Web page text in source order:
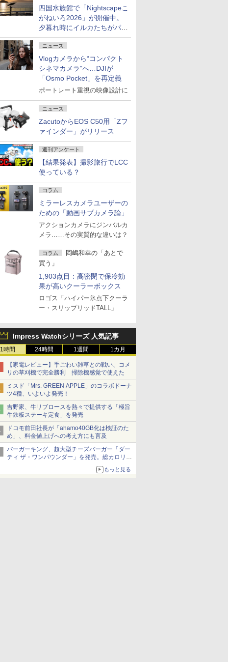
四国水族館で「Nightscapeこ
がねいろ2026」が開催中。
夕暮れ時にイルカたちがパフ
ォーマンスを繰り広げる
ニュース
Vlogカメラから“コンパクト
シネマカメラ”へ…DJIが
「Osmo Pocket」を再定義
ポートレート重視の映像設計に
ニュース
ZacutoからEOS C50用「Zフ
ァインダー」がリリース
週刊アンケート
【結果発表】撮影旅行でLCC
使っている？
コラム
ミラーレスカメラユーザーの
ための「動画サブカメラ論」
アクションカメラにジンバルカ
メラ……その実質的な違いは？
コラム
岡嶋和幸の「あとで
買う」
1,903点目：高密閉で保冷効
果が高いクーラーボックス
ロゴス「ハイパー氷点下クーラ
ー・スリップリッドTALL」
Impress Watchシリーズ 人気記事
1時間 24時間 1週間 1カ月
【家電レビュー】手ごわい雑草との戦い、コメ
リの草刈機で完全勝利 掃除機感覚で使えた
ミスド「Mrs. GREEN APPLE」のコラボドーナ
ツ4種、いよいよ発売！
吉野家、牛リブロースを熱々で提供する「極旨
牛鉄板ステーキ定食」を発売
ドコモ前田社長が「ahamo40GB化は検証のた
め」、料金値上げへの考え方にも言及
バーガーキング、超大型チーズバーガー「ダー
ティ ザ・ワンパウンダー」を発売。総カロリー
もっと見る